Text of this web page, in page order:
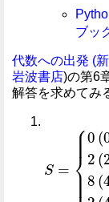
ブッ
代数への出発 (
岩波書店)の第6
解答を求めてみ
S ( 0≤ t
(2 4 )8(
(6 8 )